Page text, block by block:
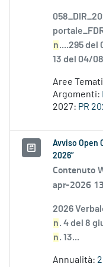
n....295 del
13 del 04/
Aree
Argomenti:
2027: PR
Avviso Open
2026”
Contenuto
apr-2026
2026
n. 4 del 8
n. 13...
Annualità: